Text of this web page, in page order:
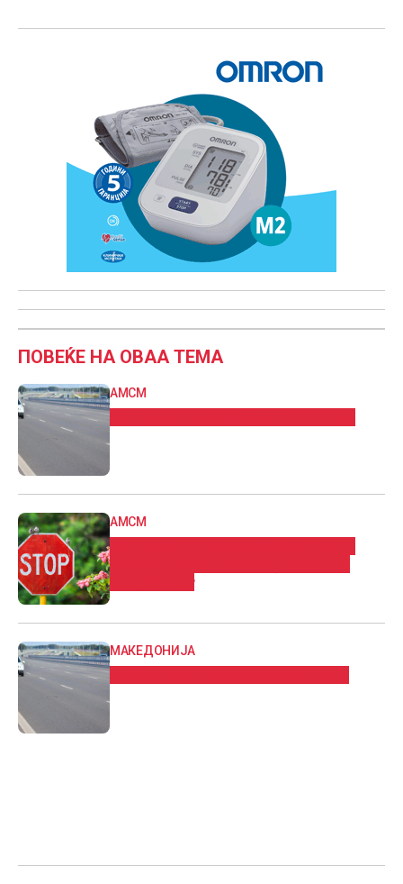
ПОВЕЌЕ НА ОВАА ТЕМА
АМСМ
АМСМ
стариот пат
МАКЕДОНИЈА